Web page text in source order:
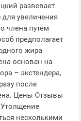
развевает
увеличения
члена путем
предполагает
жира
основан на
– экстендера,
после
Цены Отзывы
несколькими